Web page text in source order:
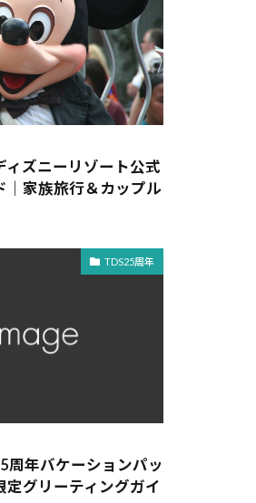
ィズニーリゾート公式
｜家族旅行＆カップル
TDS25周年
周年バケーションパッ
グリーティングガイ